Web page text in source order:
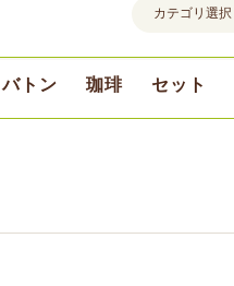
バトン 珈琲 セット